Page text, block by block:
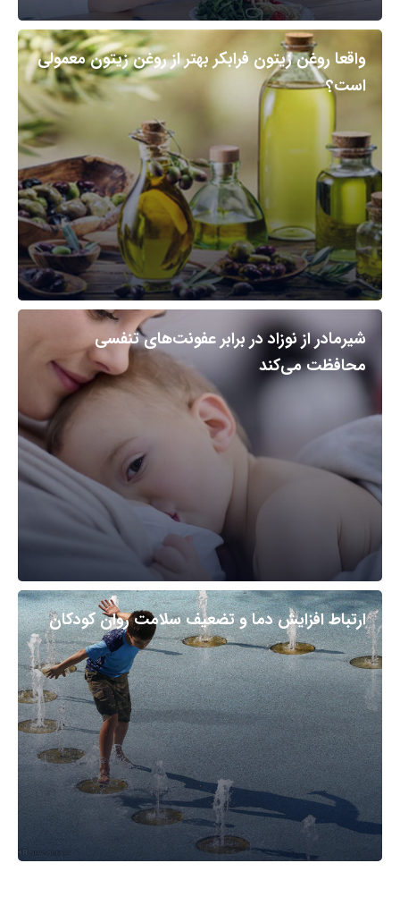
واقعا روغن زیتون فرابکر بهتر از روغن زیتون معمولی
است؟
شیرمادر از نوزاد در برابر عفونت‌های تنفسی
محافظت می‌کند
ارتباط افزایش دما و تضعیف سلامت روان کودکان